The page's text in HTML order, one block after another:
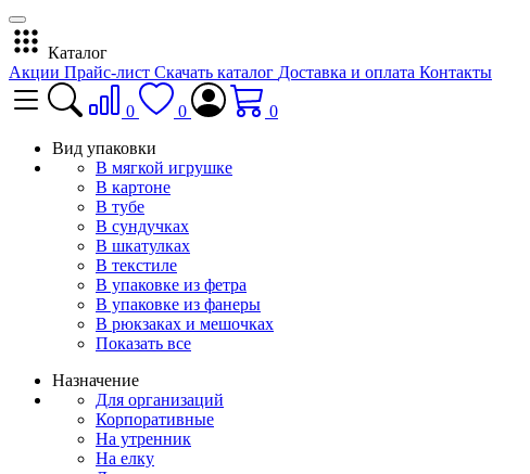
Каталог
Акции Прайс-лист Скачать каталог Доставка и оплата Контакты
0 0
0
Вид упаковки
В мягкой игрушке
В картоне
В тубе
В сундучках
В шкатулках
В текстиле
В упаковке из фетра
В упаковке из фанеры
В рюкзаках и мешочках
Показать все
Назначение
Для организаций
Корпоративные
На утренник
На елку